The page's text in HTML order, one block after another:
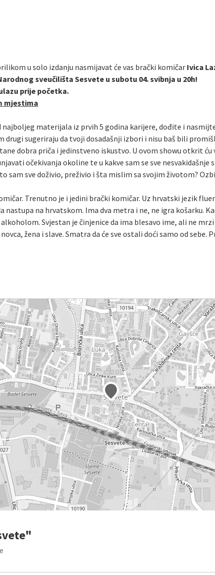
u solo izdanju nasmijavat će vas brački komičar Ivica
sveučilišta Sesvete u subotu 04. svibnja u 20h!
prije početka.
mjestima
materijala iz prvih 5 godina karijere, dođite i
drugi sugeriraju da tvoji dosadašnji izbori i nisu baš bili
dobra priča i jedinstveno iskustvo. U ovom showu otkrit
očekivanja okoline te u kakve sam se sve nesvakidašnje
sam sve doživio, preživio i šta mislim sa svojim životom?
Trenutno je i jedini brački komičar. Uz hrvatski jezik
na hrvatskom. Ima dva metra i ne, ne igra košarku.
Svjestan je činjenice da ima blesavo ime, ali ne
žena i slave. Smatra da će sve ostali doći samo od sebe.